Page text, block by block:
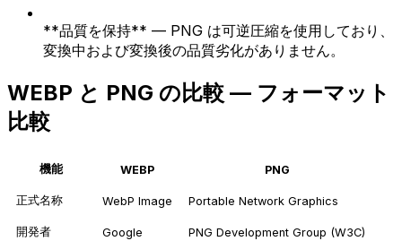
**品質を保持** — PNG は可逆圧縮を使用しており、
変換中および変換後の品質劣化がありません。
WEBP と PNG の比較 — フォーマット
比較
機能 WEBP PNG
正式名称 WebP Image Portable Network Graphics
開発者 Google PNG Development Group (W3C)